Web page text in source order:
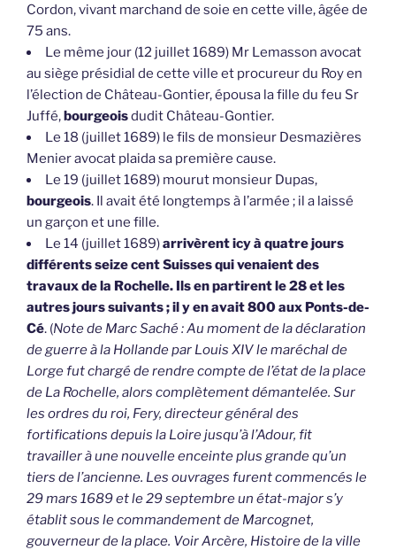
Cordon, vivant marchand de soie en cette ville, âgée de
75 ans.
Le même jour (12 juillet 1689) Mr Lemasson avocat
au siège présidial de cette ville et procureur du Roy en
l’élection de Château-Gontier, épousa la fille du feu Sr
Juffé,bourgeoisdudit Château-Gontier.
Le 18 (juillet 1689) le fils de monsieur Desmazières
Menier avocat plaida sa première cause.
Le 19 (juillet 1689) mourut monsieur Dupas,
bourgeois. Il avait été longtemps à l’armée ; il a laissé
un garçon et une fille.
Le 14 (juillet 1689)arrivèrent icy à quatre jours
différents seize cent Suisses qui venaient des
travaux de la Rochelle. Ils en partirent le 28 et les
autres jours suivants ; il y en avait 800 aux Ponts-de-
Cé. (Note de Marc Saché : Au moment de la déclaration
de guerre à la Hollande par Louis XIV le maréchal de
Lorge fut chargé de rendre compte de l’état de la place
de La Rochelle, alors complètement démantelée. Sur
les ordres du roi, Fery, directeur général des
fortifications depuis la Loire jusqu’à l’Adour, fit
travailler à une nouvelle enceinte plus grande qu’un
tiers de l’ancienne. Les ouvrages furent commencés le
29 mars 1689 et le 29 septembre un état-major s’y
établit sous le commandement de Marcognet,
gouverneur de la place. Voir Arcère, Histoire de la ville